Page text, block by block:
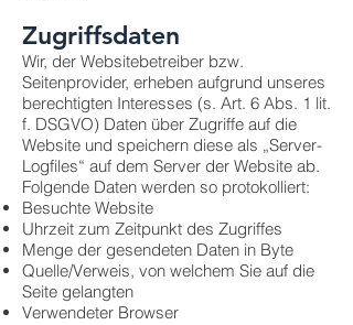
Zugriffsdaten
Wir, der Websitebetreiber bzw.
Seitenprovider, erheben aufgrund unseres
berechtigten Interesses (s. Art. 6 Abs. 1 lit.
f. DSGVO) Daten über Zugriffe auf die
Website und speichern diese als „Server-
Logfiles“ auf dem Server der Website ab.
Folgende Daten werden so protokolliert:
Besuchte Website
Uhrzeit zum Zeitpunkt des Zugriffes
Menge der gesendeten Daten in Byte
Quelle/Verweis, von welchem Sie auf die
Seite gelangten
Verwendeter Browser